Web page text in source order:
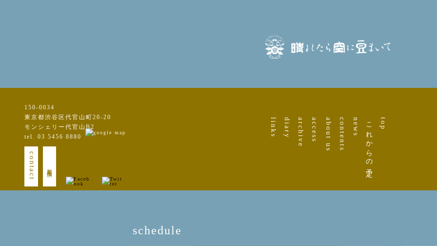
top
これからの予定
news
contents
about us
access
archive
diary
links
150-0034
東京都渋谷区代官山町20-20
モンシェリー代官山B2
tel. 03 5456 8880
contact
schedule